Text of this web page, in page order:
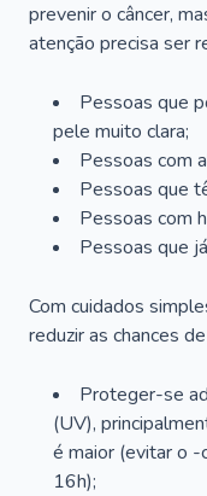
prevenir o câncer,
atenção precisa ser
Pessoas que
pele muito clara;
Pessoas com
Pessoas que
Pessoas com
Pessoas que
Com cuidados
reduzir as chances
Proteger-se
(UV),
é maior (evitar o
16h);